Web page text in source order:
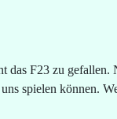
das F23 zu
spielen können.